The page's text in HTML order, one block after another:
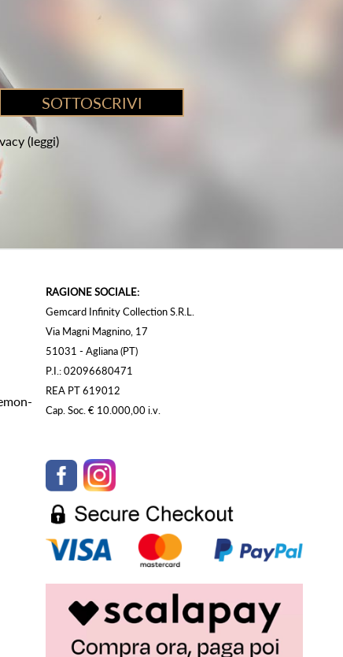
(leggi)
RAGIONE SOCIALE:
Gemcard Infinity Collection S.R.L.
Via Magni Magnino, 17
51031 - Agliana (PT)
P.I.: 02096680471
REA PT 619012
Cap. Soc. € 10.000,00 i.v.